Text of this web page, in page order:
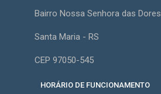
Bairro Nossa Senhora das Dores
Santa Maria - RS
CEP 97050-545
HORÁRIO DE FUNCIONAMENTO